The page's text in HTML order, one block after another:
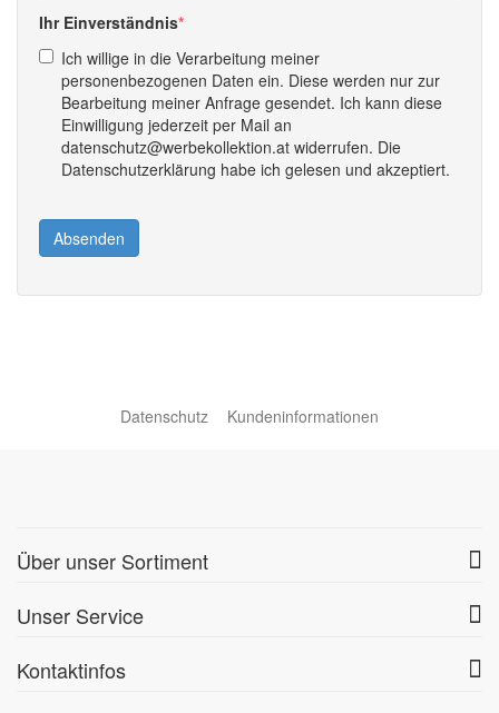
Ihr Einverständnis
Ich willige in die Verarbeitung meiner
personenbezogenen Daten ein. Diese werden nur zur
Bearbeitung meiner Anfrage gesendet. Ich kann diese
Einwilligung jederzeit per Mail an
datenschutz@werbekollektion.at widerrufen. Die
Datenschutzerklärung habe ich gelesen und akzeptiert.
Absenden
Datenschutz Kundeninformationen
Über unser Sortiment
Unser Service
Kontaktinfos